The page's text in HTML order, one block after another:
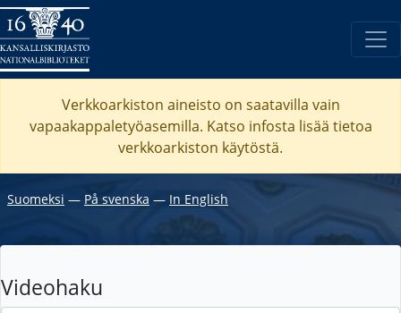
Verkkoarkiston aineisto on saatavilla vain
vapaakappaletyöasemilla. Katso infosta lisää tietoa
verkkoarkiston käytöstä.
Suomeksi ― På svenska ― In English
Videohaku